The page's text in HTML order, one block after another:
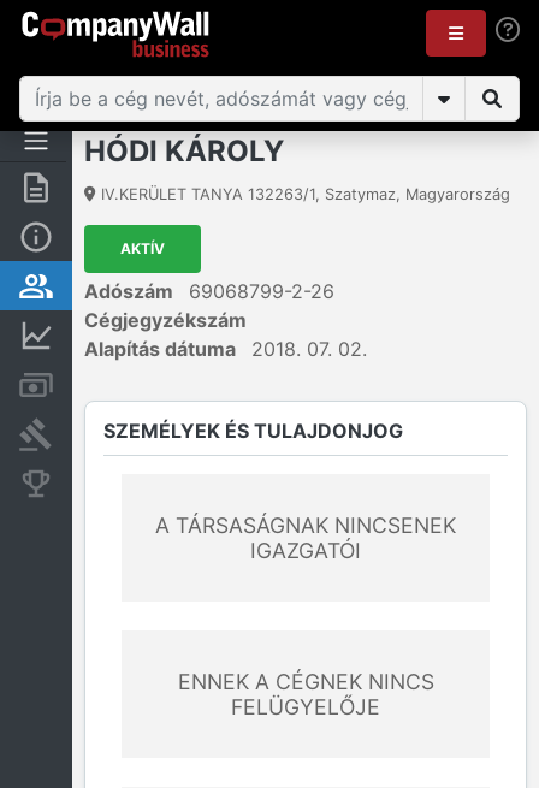
Összegzés
Alap információk
Személyek és tulajdonjog
Pénzügyi információk
Bírósági eljárások
HÓDI KÁROLY
IV.KERÜLET TANYA 132263/1, Szatymaz, Magyarország
AKTÍV
Adószám
69068799-2-26
Cégjegyzékszám
Alapítás dátuma
2018. 07. 02.
SZEMÉLYEK ÉS TULAJDONJOG
A TÁRSASÁGNAK NINCSENEK
IGAZGATÓI
ENNEK A CÉGNEK NINCS
FELÜGYELŐJE